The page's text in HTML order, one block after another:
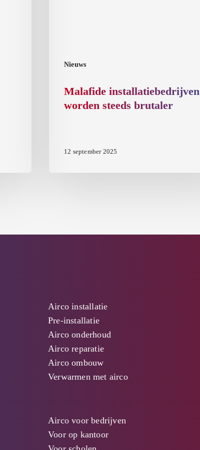
Nieuws
Malafide installatiebedrijven
worden steeds brutaler
12 september 2025
Airco installatie
Pre-installatie
Airco onderhoud
Airco reparatie
Airco ombouw
Verwarmen met airco
Airco voor bedrijven
Voor op kantoor